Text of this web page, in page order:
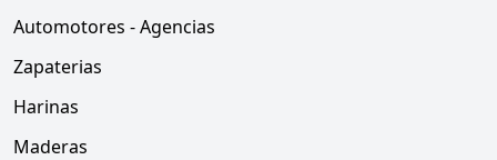
Automotores - Agencias
Zapaterias
Harinas
Maderas